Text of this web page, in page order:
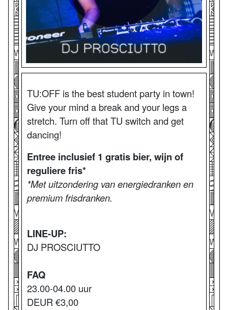
TU:OFF is the best student party in town!
Give your mind a break and your legs a
stretch. Turn off that TU switch and get
dancing!
Entree inclusief 1 gratis bier, wijn of
reguliere fris*
*Met uitzondering van energiedranken en
premium frisdranken.
LINE-UP:
DJ PROSCIUTTO
FAQ
23.00-04.00 uur
DEUR €3,00